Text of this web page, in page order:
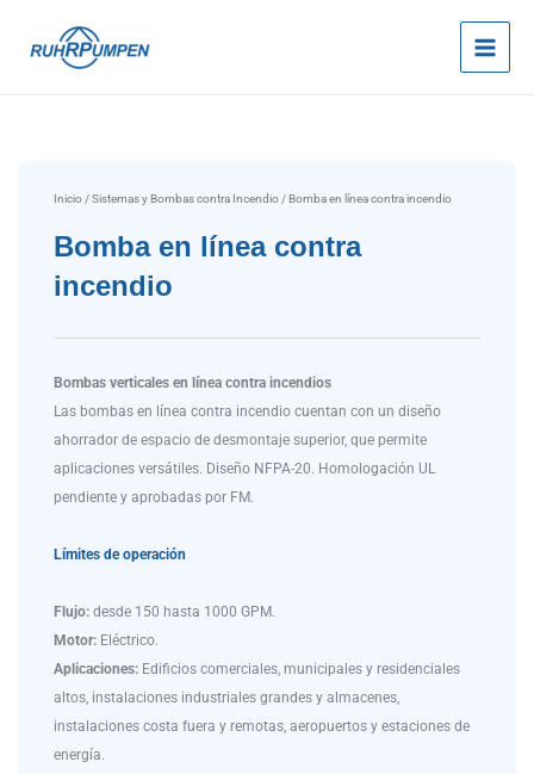
contenido
Inicio /Sistemas y Bombas contra Incendio / Bomba en línea contra incendio
Bomba en línea contra
incendio
Bombas verticales en línea contra incendios
Las bombas en línea contra incendio cuentan con un diseño
ahorrador de espacio de desmontaje superior, que permite
aplicaciones versátiles. Diseño NFPA-20. Homologación UL
pendiente y aprobadas por FM.
Límites de operación
Flujo: desde 150 hasta 1000 GPM.
Motor: Eléctrico.
Aplicaciones: Edificios comerciales, municipales y residenciales
altos, instalaciones industriales grandes y almacenes,
instalaciones costa fuera y remotas, aeropuertos y estaciones de
energía.